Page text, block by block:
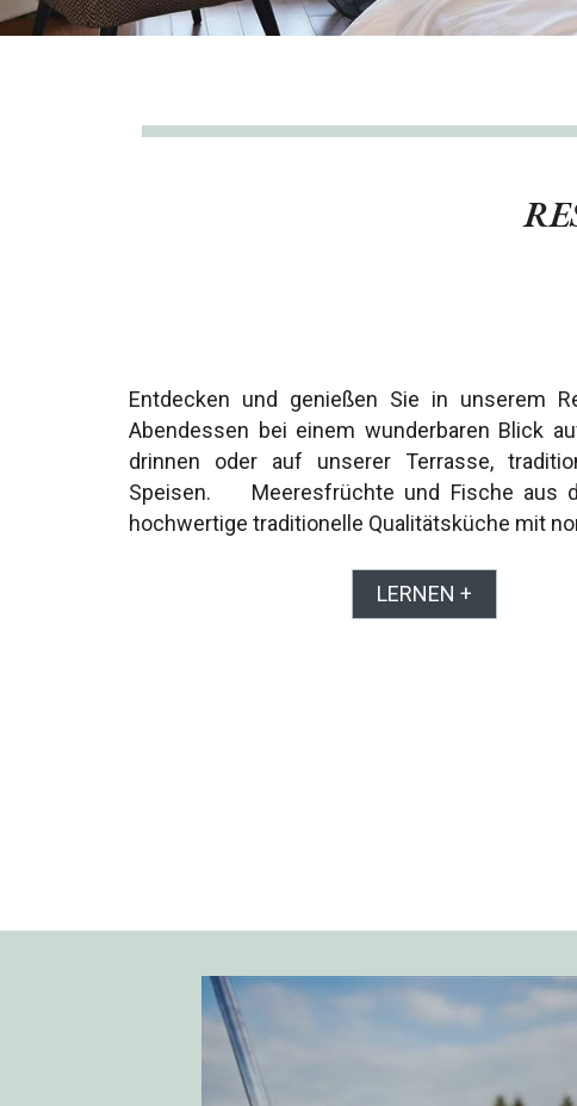
Entdecken und genießen Sie in unserem
Abendessen bei einem wunderbaren Blick
drinnen oder auf unserer Terrasse,
Speisen. Meeresfrüchte und Fische aus
hochwertige traditionelle Qualitätsküche mit
LERNEN +